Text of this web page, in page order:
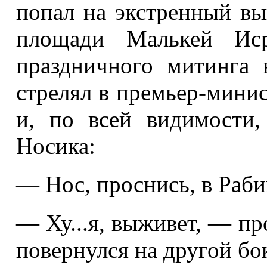
попал на экстренный
площади Малькей
праздничного
стрелял в премьер-
и, по всей
Носика:
— Нос, проснись, в
— Ху...я, выживет, —
повернулся на другой